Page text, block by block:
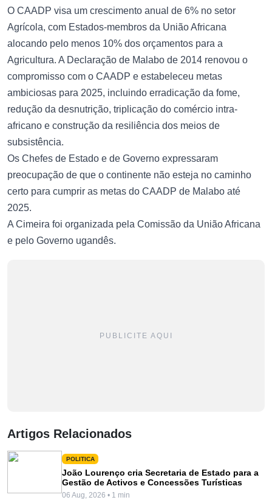
O CAADP visa um crescimento anual de 6% no setor
Agrícola, com Estados-membros da União Africana
alocando pelo menos 10% dos orçamentos para a
Agricultura. A Declaração de Malabo de 2014 renovou o
compromisso com o CAADP e estabeleceu metas
ambiciosas para 2025, incluindo erradicação da fome,
redução da desnutrição, triplicação do comércio intra-
africano e construção da resiliência dos meios de
subsistência.
Os Chefes de Estado e de Governo expressaram
preocupação de que o continente não esteja no caminho
certo para cumprir as metas do CAADP de Malabo até
2025.
A Cimeira foi organizada pela Comissão da União Africana
e pelo Governo ugandês.
PUBLICITE AQUI
Artigos Relacionados
POLITICA
João Lourenço cria Secretaria de Estado para a
Gestão de Activos e Concessões Turísticas
06 Aug, 2026 • 1 min